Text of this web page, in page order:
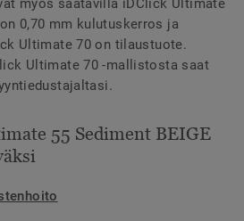
myös saatavilla iDClick Ultimate
0,70 mm kulutuskerros ja
Ultimate 70 on tilaustuote.
Ultimate 70 -mallistosta saat
55 Sediment BEIGE